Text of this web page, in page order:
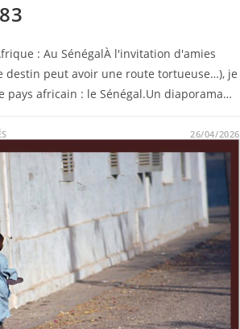
: Au SénégalÀ l'invitation d'amies
destin peut avoir une route tortueuse…), je
pays africain : le Sénégal.Un diaporama…
26/04/2026